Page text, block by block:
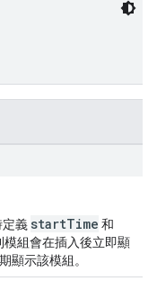
定義 startTime 和
模組會在插入後立即顯
顯示該模組。